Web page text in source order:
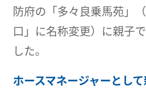
防府の「多々良乗馬苑」
口」に名称変更）に親子
した。
ホースマネージャーとし